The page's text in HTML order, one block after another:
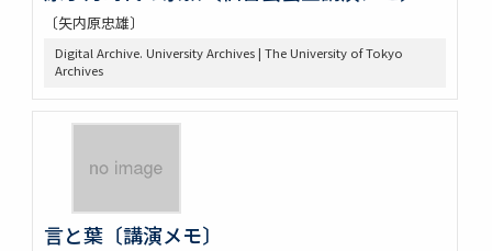
〔矢内原忠雄〕
Digital Archive. University Archives | The University of Tokyo
Archives
言と葉〔講演メモ〕